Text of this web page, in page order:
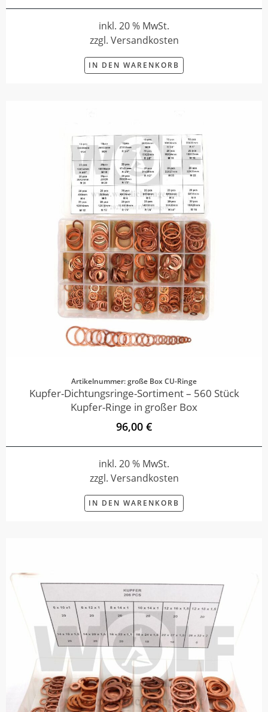
inkl. 20 % MwSt.
zzgl. Versandkosten
IN DEN WARENKORB
Artikelnummer: große Box CU-Ringe
Kupfer-Dichtungsringe-Sortiment – 560 Stück
Kupfer-Ringe in großer Box
96,00 €
inkl. 20 % MwSt.
zzgl. Versandkosten
IN DEN WARENKORB